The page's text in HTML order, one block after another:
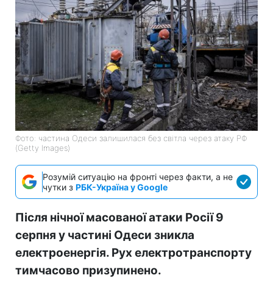
Фото: частина Одеси залишилася без світла через атаку РФ
(Getty Images)
Розумій ситуацію на фронті через факти, а не
чутки з РБК-Україна у Google
Після нічної масованої атаки Росії 9
серпня у частині Одеси зникла
електроенергія. Рух електротранспорту
тимчасово призупинено.